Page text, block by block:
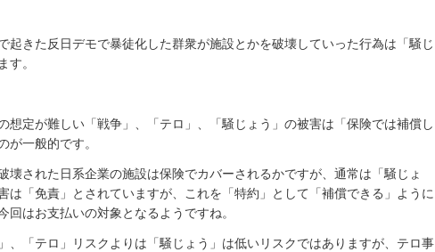
起きた反日デモで暴徒化した群衆が施設とかを破壊していった行為は「騒じ
す。
想定が難しい「戦争」、「テロ」、「騒じょう」の被害は「保険では補償し
が一般的です。
壊された日系企業の施設は保険でカバーされるかですが、通常は「騒じょ
は「免責」とされていますが、これを「特約」として「補償できる」ように
回はお支払いの対象となるようですね。
、「テロ」リスクよりは「騒じょう」は低いリスクではありますが、テロ事